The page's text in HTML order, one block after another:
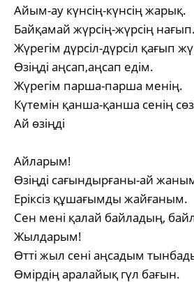
Айым-ау күнсің-күнсің жарық.
Байқамай жүрсің-жүрсің нағып.
Жүрегім дүрсіл-дүрсіл қағып
Өзіңді аңсап,аңсап едім.
Жүрегім парша-парша менің.
Күтемін қанша-қанша сенің
Ай өзіңді
Айларым!
Өзіңді сағындырғаны-ай
Еріксіз құшағымды жайғаным.
Сен мені қалай байладың,
Жылдарым!
Өтті жыл сені аңсадым
Өмірдің аралайық гүл бағын.